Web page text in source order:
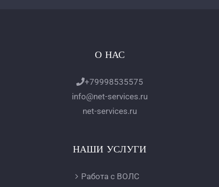
О НАС
+79998535575
info@net-services.ru
net-services.ru
НАШИ УСЛУГИ
Работа с ВОЛС